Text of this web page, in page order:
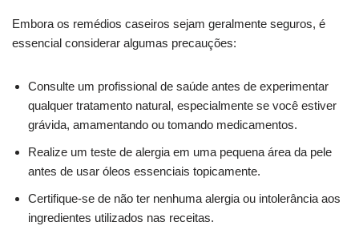
Embora os remédios caseiros sejam geralmente seguros, é
essencial considerar algumas precauções:
Consulte um profissional de saúde antes de experimentar
qualquer tratamento natural, especialmente se você estiver
grávida, amamentando ou tomando medicamentos.
Realize um teste de alergia em uma pequena área da pele
antes de usar óleos essenciais topicamente.
Certifique-se de não ter nenhuma alergia ou intolerância aos
ingredientes utilizados nas receitas.